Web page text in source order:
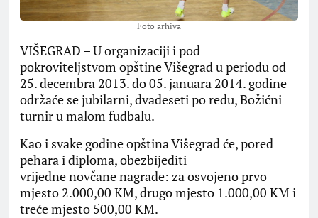
Foto arhiva
VIŠEGRAD – U organizaciji i pod
pokroviteljstvom opštine Višegrad u periodu od
25. decembra 2013. do 05. januara 2014. godine
održaće se jubilarni, dvadeseti po redu, Božićni
turnir u malom fudbalu.
Kao i svake godine opština Višegrad će, pored
pehara i diploma, obezbijediti
vrijedne novčane nagrade: za osvojeno prvo
mjesto 2.000,00 KM, drugo mjesto 1.000,00 KM i
treće mjesto 500,00 KM.